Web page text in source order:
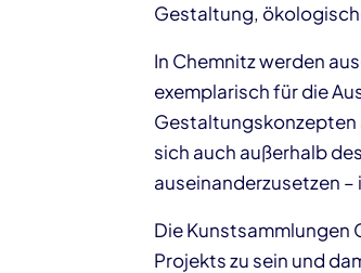
Gestaltung,
In Chemnitz werden
exemplarisch für die
Gestaltungskonzepten
sich auch außerhalb
auseinanderzusetzen
Die Kunstsammlungen
Projekts zu sein und